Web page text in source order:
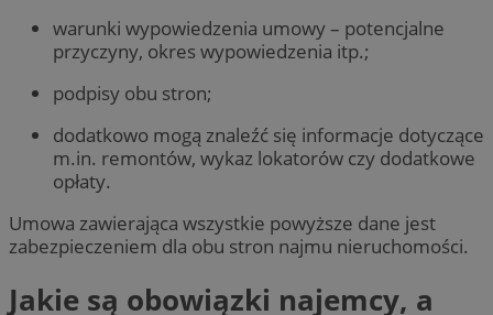
warunki wypowiedzenia umowy – potencjalne
przyczyny, okres wypowiedzenia itp.;
podpisy obu stron;
dodatkowo mogą znaleźć się informacje dotyczące
m.in. remontów, wykaz lokatorów czy dodatkowe
opłaty.
Umowa zawierająca wszystkie powyższe dane jest
zabezpieczeniem dla obu stron najmu nieruchomości.
Jakie są obowiązki najemcy, a